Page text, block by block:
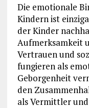
Die emotionale
Kindern ist
der Kinder
Aufmerksamkeit
Vertrauen und
fungieren als
Geborgenheit
den
als Vermittler